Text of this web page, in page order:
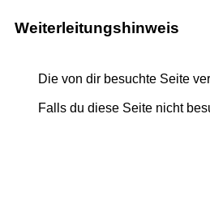
Weiterleitungshinweis
Die von dir besuchte Seite
Falls du diese Seite nicht